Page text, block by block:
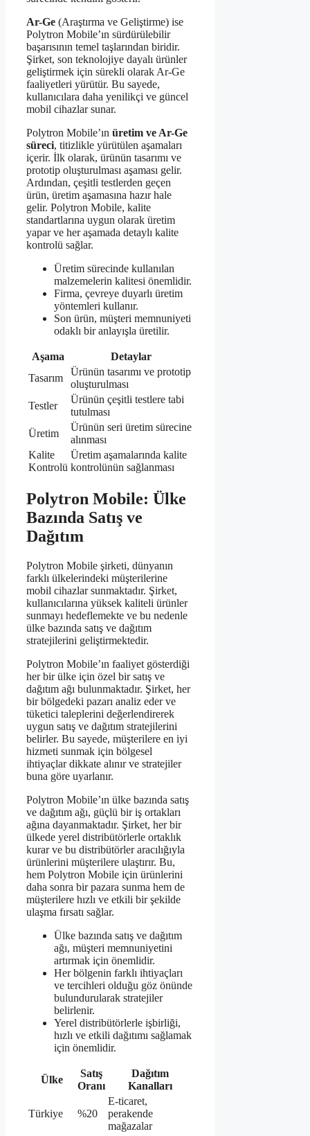
Ar-Ge (Araştırma ve Geliştirme) ise
Polytron Mobile’ın sürdürülebilir
başarısının temel taşlarından biridir.
Şirket, son teknolojiye dayalı ürünler
geliştirmek için sürekli olarak Ar-Ge
faaliyetleri yürütür. Bu sayede,
kullanıcılara daha yenilikçi ve güncel
mobil cihazlar sunar.
Polytron Mobile’ın üretim ve Ar-Ge
süreci, titizlikle yürütülen aşamaları
içerir. İlk olarak, ürünün tasarımı ve
prototip oluşturulması aşaması gelir.
Ardından, çeşitli testlerden geçen
ürün, üretim aşamasına hazır hale
gelir. Polytron Mobile, kalite
standartlarına uygun olarak üretim
yapar ve her aşamada detaylı kalite
kontrolü sağlar.
Üretim sürecinde kullanılan
malzemelerin kalitesi önemlidir.
Firma, çevreye duyarlı üretim
yöntemleri kullanır.
Son ürün, müşteri memnuniyeti
odaklı bir anlayışla üretilir.
Aşama
Detaylar
Tasarım
Ürünün tasarımı ve prototip
oluşturulması
Testler
Ürünün çeşitli testlere tabi
tutulması
Üretim
Ürünün seri üretim sürecine
alınması
Kalite
Kontrolü
Üretim aşamalarında kalite
kontrolünün sağlanması
Polytron Mobile: Ülke
Bazında Satış ve
Dağıtım
Polytron Mobile şirketi, dünyanın
farklı ülkelerindeki müşterilerine
mobil cihazlar sunmaktadır. Şirket,
kullanıcılarına yüksek kaliteli ürünler
sunmayı hedeflemekte ve bu nedenle
ülke bazında satış ve dağıtım
stratejilerini geliştirmektedir.
Polytron Mobile’ın faaliyet gösterdiği
her bir ülke için özel bir satış ve
dağıtım ağı bulunmaktadır. Şirket, her
bir bölgedeki pazarı analiz eder ve
tüketici taleplerini değerlendirerek
uygun satış ve dağıtım stratejilerini
belirler. Bu sayede, müşterilere en iyi
hizmeti sunmak için bölgesel
ihtiyaçlar dikkate alınır ve stratejiler
buna göre uyarlanır.
Polytron Mobile’ın ülke bazında satış
ve dağıtım ağı, güçlü bir iş ortakları
ağına dayanmaktadır. Şirket, her bir
ülkede yerel distribütörlerle ortaklık
kurar ve bu distribütörler aracılığıyla
ürünlerini müşterilere ulaştırır. Bu,
hem Polytron Mobile için ürünlerini
daha sonra bir pazara sunma hem de
müşterilere hızlı ve etkili bir şekilde
ulaşma fırsatı sağlar.
Ülke bazında satış ve dağıtım
ağı, müşteri memnuniyetini
artırmak için önemlidir.
Her bölgenin farklı ihtiyaçları
ve tercihleri olduğu göz önünde
bulundurularak stratejiler
belirlenir.
Yerel distribütörlerle işbirliği,
hızlı ve etkili dağıtımı sağlamak
için önemlidir.
Ülke
Satış
Oranı
Dağıtım
Kanalları
Türkiye %20
E-ticaret,
perakende
mağazalar